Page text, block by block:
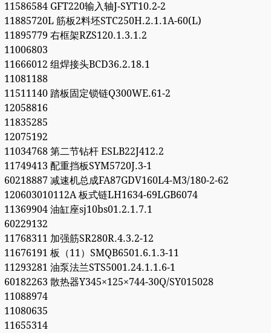
11586584 GFT220输入轴J-SYT10.2-2
11885720L 筋板2料坯STC250H.2.1.1A-60(L)
11895779 右框架RZS120.1.3.1.2
11006803
11666012 组焊接头BCD36.2.18.1
11081188
11511140 踏板固定锁链Q300WE.61-2
12058816
11835285
12075192
11034768 第二节钻杆 ESLB22J412.2
11749413 配重挡板SYM5720J.3-1
60218887 减速机总成FA87GDV160L4-M3/180-2-62
120603010112A 板式链LH1634-69LGB6074
11369904 油缸座sj10bs01.2.1.7.1
60229132
11768311 加强筋SR280R.4.3.2-12
11676191 板（11）SMQB6501.6.1.3-11
11293281 油泵法兰STS5001.24.1.1.6-1
60182263 散热器Y345×125×744-30Q/SY015028
11088974
11080635
11655314